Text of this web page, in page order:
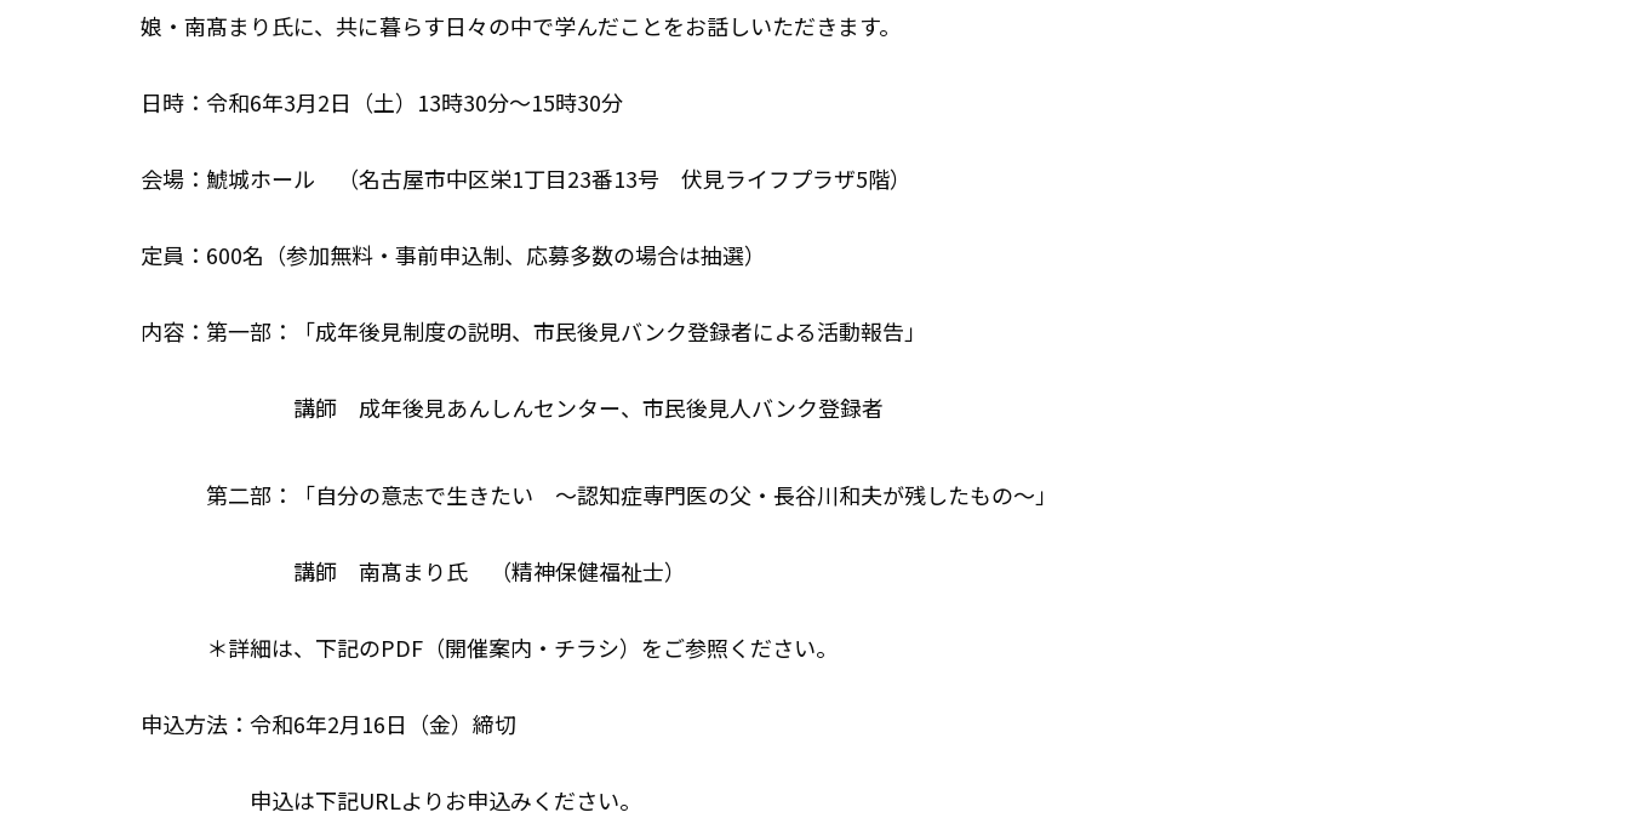
娘・南髙まり氏に、共に暮らす日々の中で学んだことをお話しいただきます。
日時：令和6年3月2日（土）13時30分〜15時30分
会場：鯱城ホール （名古屋市中区栄1丁目23番13号 伏見ライフプラザ5階）
定員：600名（参加無料・事前申込制、応募多数の場合は抽選）
内容：第一部：「成年後見制度の説明、市民後見バンク登録者による活動報告」
講師 成年後見あんしんセンター、市民後見人バンク登録者
第二部：「自分の意志で生きたい ～認知症専門医の父・長谷川和夫が残したもの～」
講師 南髙まり氏 （精神保健福祉士）
＊詳細は、下記のPDF（開催案内・チラシ）をご参照ください。
申込方法：令和6年2月16日（金）締切
申込は下記URLよりお申込みください。